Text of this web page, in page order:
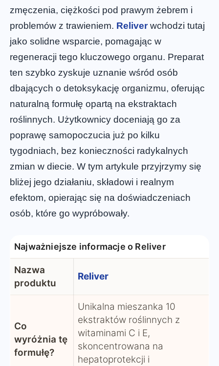
zmęczenia, ciężkości pod prawym żebrem i
problemów z trawieniem. Reliverwchodzi tutaj
jako solidne wsparcie, pomagając w
regeneracji tego kluczowego organu. Preparat
ten szybko zyskuje uznanie wśród osób
dbających o detoksykację organizmu, oferując
naturalną formułę opartą na ekstraktach
roślinnych. Użytkownicy doceniają go za
poprawę samopoczucia już po kilku
tygodniach, bez konieczności radykalnych
zmian w diecie. W tym artykule przyjrzymy się
bliżej jego działaniu, składowi i realnym
efektom, opierając się na doświadczeniach
osób, które go wypróbowały.
Najważniejsze informacje o Reliver
Nazwa
produktu
Reliver
Co
wyróżnia tę
formułę?
Unikalna mieszanka 10
ekstraktów roślinnych z
witaminami C i E,
skoncentrowana na
hepatoprotekcji i